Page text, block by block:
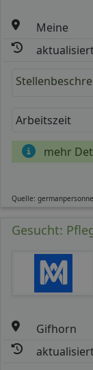
Meine
Arbeitszeit
mehr
Quelle:
Gesucht:
Gifhorn